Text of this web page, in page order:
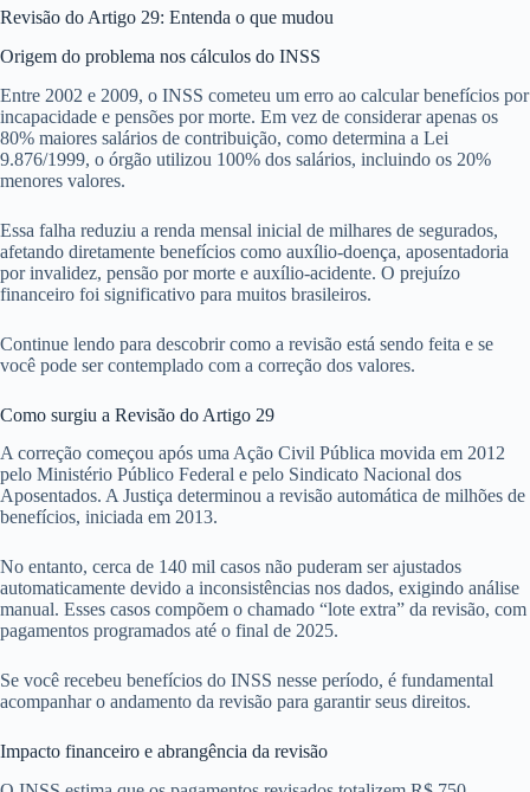
Revisão do Artigo 29: Entenda o que mudou
Origem do problema nos cálculos do INSS
Entre 2002 e 2009, o INSS cometeu um erro ao calcular benefícios por
incapacidade e pensões por morte. Em vez de considerar apenas os
80% maiores salários de contribuição, como determina a Lei
9.876/1999, o órgão utilizou 100% dos salários, incluindo os 20%
menores valores.
Essa falha reduziu a renda mensal inicial de milhares de segurados,
afetando diretamente benefícios como auxílio-doença, aposentadoria
por invalidez, pensão por morte e auxílio-acidente. O prejuízo
financeiro foi significativo para muitos brasileiros.
Continue lendo para descobrir como a revisão está sendo feita e se
você pode ser contemplado com a correção dos valores.
Como surgiu a Revisão do Artigo 29
A correção começou após uma Ação Civil Pública movida em 2012
pelo Ministério Público Federal e pelo Sindicato Nacional dos
Aposentados. A Justiça determinou a revisão automática de milhões de
benefícios, iniciada em 2013.
No entanto, cerca de 140 mil casos não puderam ser ajustados
automaticamente devido a inconsistências nos dados, exigindo análise
manual. Esses casos compõem o chamado “lote extra” da revisão, com
pagamentos programados até o final de 2025.
Se você recebeu benefícios do INSS nesse período, é fundamental
acompanhar o andamento da revisão para garantir seus direitos.
Impacto financeiro e abrangência da revisão